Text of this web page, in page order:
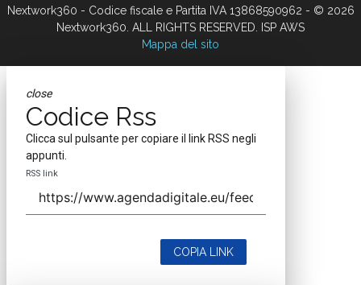
Nextwork360 - Codice fiscale e Partita IVA 13868590962 - © 2026
Nextwork360. ALL RIGHTS RESERVED. ISP AWS
Mappa del sito
close
Codice Rss
Clicca sul pulsante per copiare il link RSS negli
appunti.
RSS link
COPIA LINK